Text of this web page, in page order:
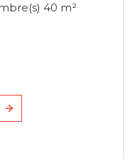
Maison 2 pièce(s) 1 chambre(s) 40 m²